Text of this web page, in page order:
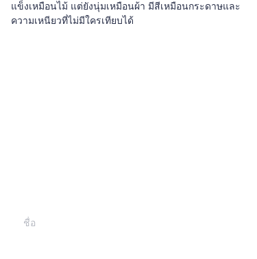
แข็งเหมือนไม้ แต่ยังนุ่มเหมือนผ้า มีสีเหมือนกระดาษและ
ความเหนียวที่ไม่มีใครเทียบได้
ชื่อ